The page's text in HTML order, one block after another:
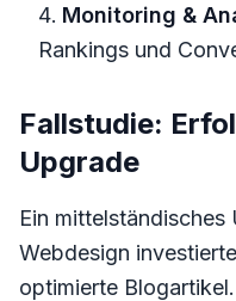
Monitoring &
Rankings und
Fallstudie:
Upgrade
Ein mittelständisches
Webdesign
optimierte